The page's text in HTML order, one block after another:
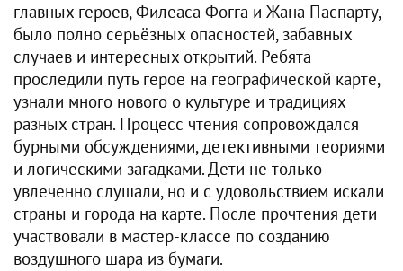
главных героев, Филеаса Фогга и Жана Паспарту,
было полно серьёзных опасностей, забавных
случаев и интересных открытий. Ребята
проследили путь герое на географической карте,
узнали много нового о культуре и традициях
разных стран. Процесс чтения сопровождался
бурными обсуждениями, детективными теориями
и логическими загадками. Дети не только
увлеченно слушали, но и с удовольствием искали
страны и города на карте. После прочтения дети
участвовали в мастер-классе по созданию
воздушного шара из бумаги.